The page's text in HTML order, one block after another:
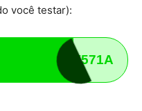
você testar):
U91V571A